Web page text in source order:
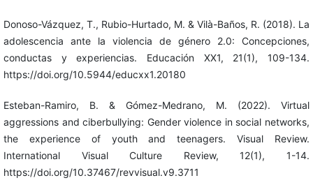
Donoso-Vázquez, T., Rubio-Hurtado, M. & Vilà-Baños, R. (2018). La
adolescencia ante la violencia de género 2.0: Concepciones,
conductas y experiencias. Educación XX1, 21(1), 109-134.
https://doi.org/10.5944/educxx1.20180
Esteban-Ramiro, B. & Gómez-Medrano, M. (2022). Virtual
aggressions and ciberbullying: Gender violence in social networks,
the experience of youth and teenagers. Visual Review.
International Visual Culture Review, 12(1), 1-14.
https://doi.org/10.37467/revvisual.v9.3711